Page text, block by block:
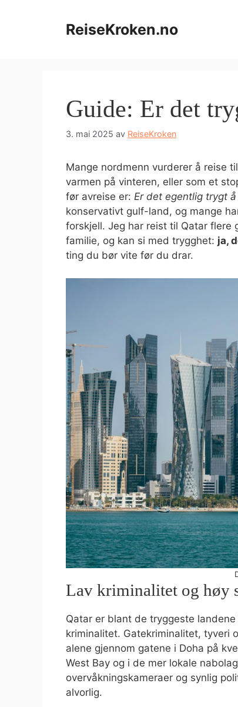
ReiseKroken.no
Guide: Er det
3. mai 2025 av ReiseKroken
Mange nordmenn vurderer å reise
varmen på vinteren, eller som et
før avreise er: Er det egentlig trygt
konservativt gulf-land, og mange
forskjell. Jeg har reist til Qatar flere
familie, og kan si med trygghet: ja,
ting du bør vite før du drar.
Lav kriminalitet og høy
Qatar er blant de tryggeste
kriminalitet. Gatekriminalitet, tyveri
alene gjennom gatene i Doha på
West Bay og i de mer lokale
overvåkningskameraer og synlig
alvorlig.